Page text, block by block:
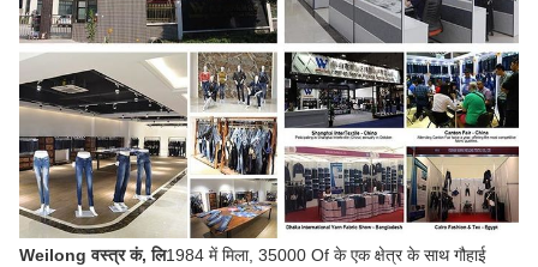
Weilong वस्त्र कं, लि1984 में मिला, 35000 Of के एक क्षेत्र के साथ गौहाई